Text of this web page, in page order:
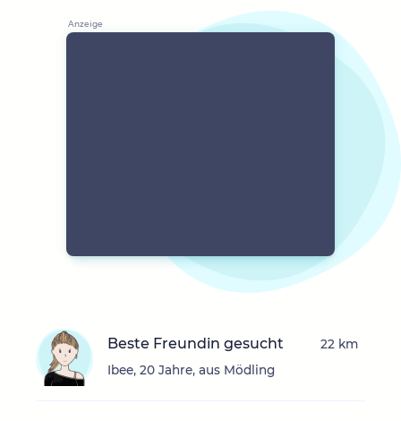
Beste Freundin gesucht
Ibee, 20 Jahre, aus Mödling
22 km